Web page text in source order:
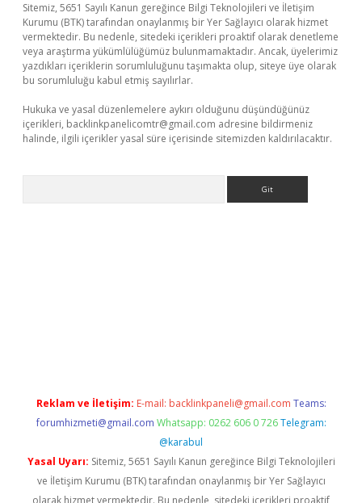
Sitemiz, 5651 Sayılı Kanun gereğince Bilgi Teknolojileri ve İletişim
Kurumu (BTK) tarafından onaylanmış bir Yer Sağlayıcı olarak hizmet
vermektedir. Bu nedenle, sitedeki içerikleri proaktif olarak denetleme
veya araştırma yükümlülüğümüz bulunmamaktadır. Ancak, üyelerimiz
yazdıkları içeriklerin sorumluluğunu taşımakta olup, siteye üye olarak
bu sorumluluğu kabul etmiş sayılırlar.
Hukuka ve yasal düzenlemelere aykırı olduğunu düşündüğünüz
içerikleri, backlinkpanelicomtr@gmail.com adresine bildirmeniz
halinde, ilgili içerikler yasal süre içerisinde sitemizden kaldırılacaktır.
Reklam ve İletişim: E-mail: backlinkpaneli@gmail.com Teams:
forumhizmeti@gmail.com Whatsapp: 0262 606 0 726 Telegram:
@karabul
Yasal Uyarı: Sitemiz, 5651 Sayılı Kanun gereğince Bilgi Teknolojileri
ve İletişim Kurumu (BTK) tarafından onaylanmış bir Yer Sağlayıcı
olarak hizmet vermektedir. Bu nedenle, sitedeki içerikleri proaktif